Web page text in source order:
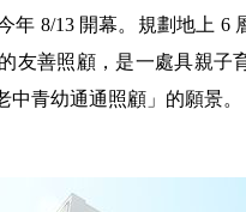
年 8/13 開幕。 規劃地上 6
友善照顧，是一處具親子
青幼通通照顧」的願景。